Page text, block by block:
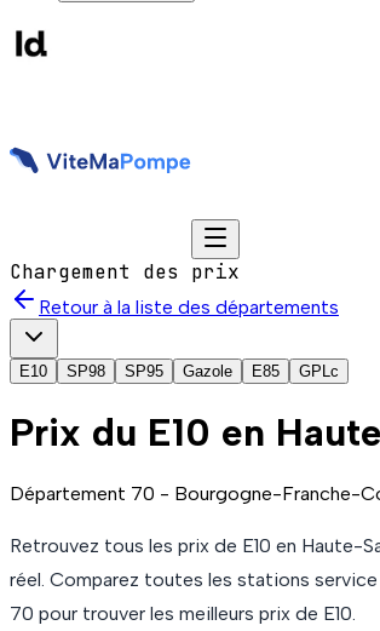
Chargement des prix
Retour à la liste des départements
E10 SP98 SP95 Gazole E85 GPLc
Prix du E10 en
Département 70 - Bourgogne-Franche-
Retrouvez tous les prix de E10 en Haute-
réel. Comparez toutes les stations
70 pour trouver les meilleurs prix de E10.